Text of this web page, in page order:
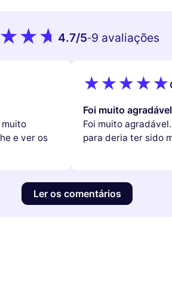
4.7/5-9 avaliações
muito
e ver os
Foi muito
Foi muito
para deria ter sido
Ler os comentários